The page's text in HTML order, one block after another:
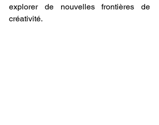
explorer de nouvelles frontières de
créativité.